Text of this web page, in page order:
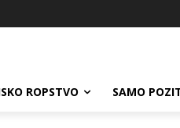
ROPSTVO SAMO